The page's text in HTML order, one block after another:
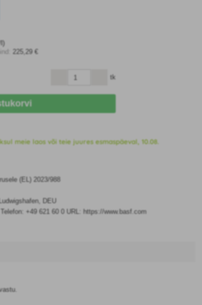
225,29 €
tk
meie laos või teie juures esmaspäeval, 10.08.
(EL) 2023/988
DEU
+49 621 60 0 URL: https://www.basf.com